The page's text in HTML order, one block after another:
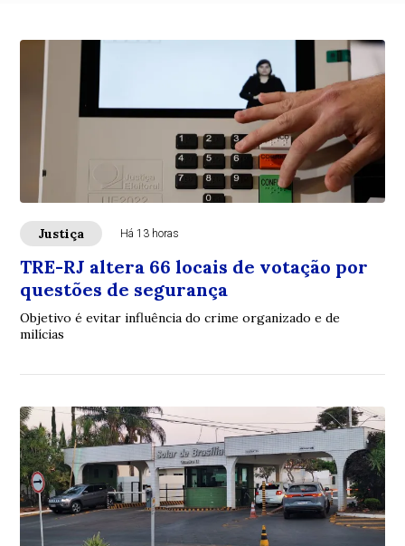
Justiça Há 13 horas
TRE-RJ altera 66 locais de votação por
questões de segurança
Objetivo é evitar influência do crime organizado e de
milícias